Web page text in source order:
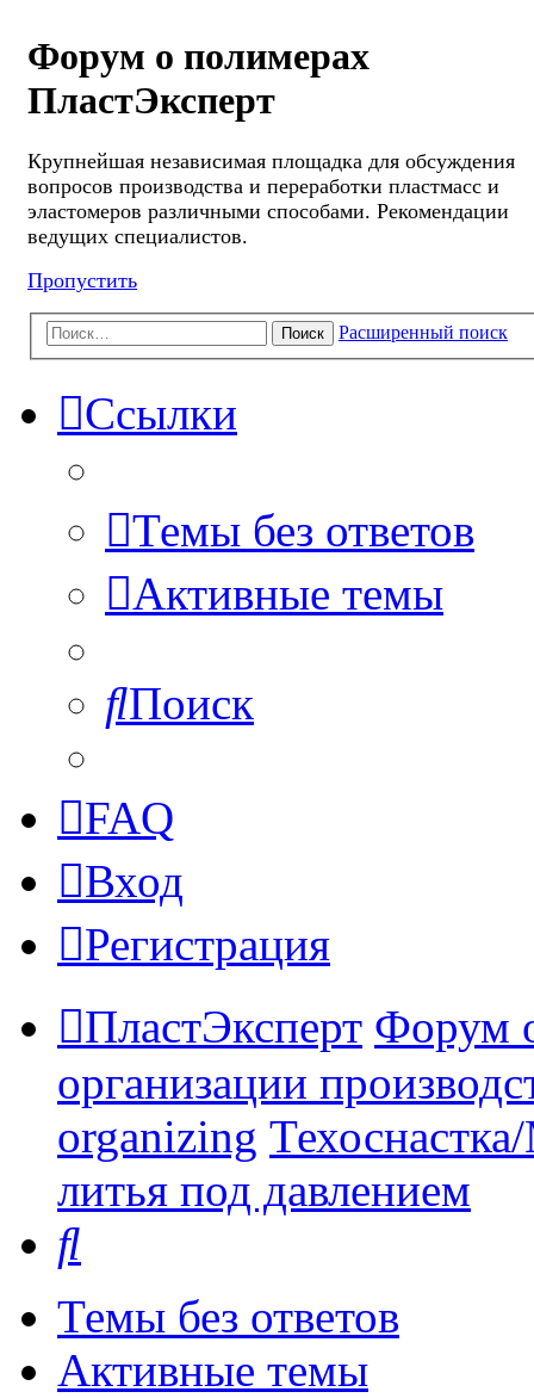
Форум о полимерах
ПластЭксперт
Крупнейшая независимая площадка для обсуждения
вопросов производства и переработки пластмасс и
эластомеров различными способами. Рекомендации
ведущих специалистов.
Пропустить
Поиск Расширенный поиск
Ссылки
Темы без ответов
Активные темы
Поиск
FAQ
Вход
Регистрация
ПластЭксперт Форум
организации
organizing
литья под давлением
Темы без ответов
Активные темы